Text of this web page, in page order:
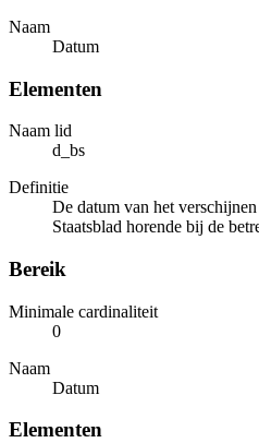
Naam
Datum
Elementen
Naam lid
d_bs
Definitie
De datum van het
Staatsblad horende bij de
Bereik
Minimale cardinaliteit
0
Naam
Datum
Elementen